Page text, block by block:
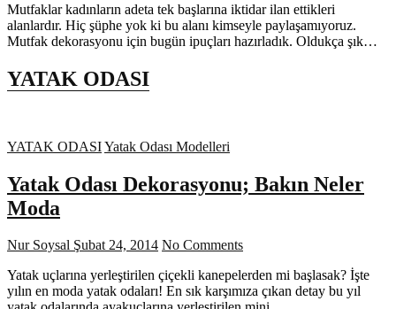
Mutfaklar kadınların adeta tek başlarına iktidar ilan ettikleri
alanlardır. Hiç şüphe yok ki bu alanı kimseyle paylaşamıyoruz.
Mutfak dekorasyonu için bugün ipuçları hazırladık. Oldukça şık…
YATAK ODASI
YATAK ODASIYatak Odası Modelleri
Yatak Odası Dekorasyonu; Bakın Neler
Moda
Nur Soysal Şubat 24, 2014 No Comments
Yatak uçlarına yerleştirilen çiçekli kanepelerden mi başlasak? İşte
yılın en moda yatak odaları! En sık karşımıza çıkan detay bu yıl